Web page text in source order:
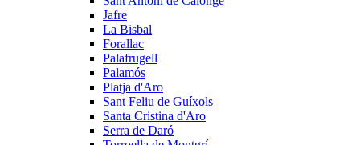
Jafre
La Bisbal
Forallac
Palafrugell
Palamós
Platja d'Aro
Sant Feliu de Guíxols
Santa Cristina d'Aro
Serra de Daró